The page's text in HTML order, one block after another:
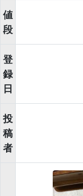
値
段
登
録
日
投
稿
者